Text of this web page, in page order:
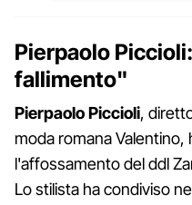
Pierpaolo
fallimento"
Pierpaolo Piccioli,
moda romana
l'affossamento del ddl
Lo stilista ha condiviso